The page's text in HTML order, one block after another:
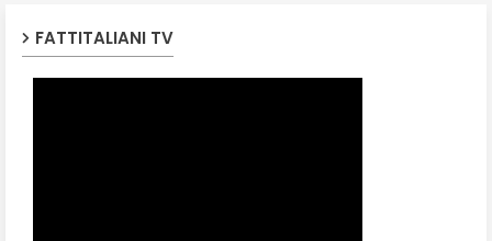
FATTITALIANI TV